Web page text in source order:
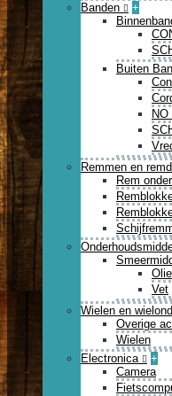
Banden
+
Buiten
Remmen en
Rem
Olie
Vet
Wielen en
Overige
Wielen
Electronica
+
Camera